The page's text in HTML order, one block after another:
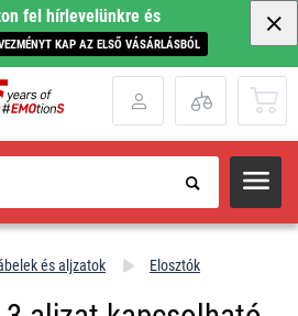
fel hírlevelünkre és
KAP AZ ELSŐ VÁSÁRLÁSBÓL
és aljzatok Elosztók